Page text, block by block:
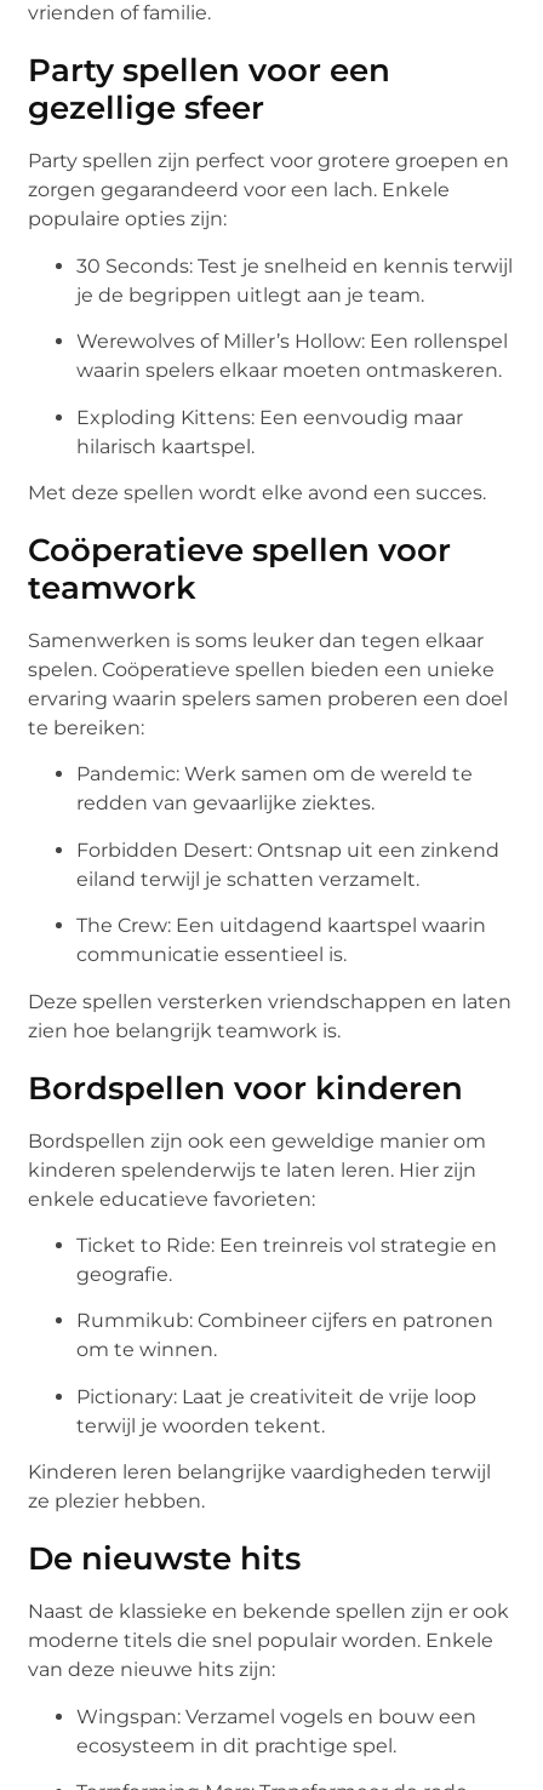
vrienden of familie.
Party spellen voor een
gezellige sfeer
Party spellen zijn perfect voor grotere groepen en
zorgen gegarandeerd voor een lach. Enkele
populaire opties zijn:
30 Seconds: Test je snelheid en kennis terwijl
je de begrippen uitlegt aan je team.
Werewolves of Miller’s Hollow: Een rollenspel
waarin spelers elkaar moeten ontmaskeren.
Exploding Kittens: Een eenvoudig maar
hilarisch kaartspel.
Met deze spellen wordt elke avond een succes.
Coöperatieve spellen voor
teamwork
Samenwerken is soms leuker dan tegen elkaar
spelen. Coöperatieve spellen bieden een unieke
ervaring waarin spelers samen proberen een doel
te bereiken:
Pandemic: Werk samen om de wereld te
redden van gevaarlijke ziektes.
Forbidden Desert: Ontsnap uit een zinkend
eiland terwijl je schatten verzamelt.
The Crew: Een uitdagend kaartspel waarin
communicatie essentieel is.
Deze spellen versterken vriendschappen en laten
zien hoe belangrijk teamwork is.
Bordspellen voor kinderen
Bordspellen zijn ook een geweldige manier om
kinderen spelenderwijs te laten leren. Hier zijn
enkele educatieve favorieten:
Ticket to Ride: Een treinreis vol strategie en
geografie.
Rummikub: Combineer cijfers en patronen
om te winnen.
Pictionary: Laat je creativiteit de vrije loop
terwijl je woorden tekent.
Kinderen leren belangrijke vaardigheden terwijl
ze plezier hebben.
De nieuwste hits
Naast de klassieke en bekende spellen zijn er ook
moderne titels die snel populair worden. Enkele
van deze nieuwe hits zijn:
Wingspan: Verzamel vogels en bouw een
ecosysteem in dit prachtige spel.